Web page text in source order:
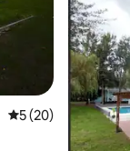
Évaluation
5 (20)